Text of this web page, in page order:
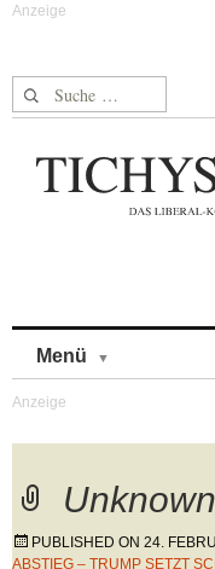
Suche nach:
Menü
PUBLISHED ON 24.
ABSTIEG – TRUMP SETZT